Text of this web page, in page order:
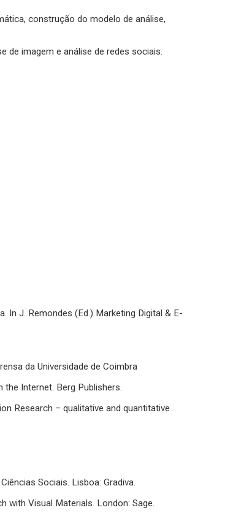
construção do modelo de análise,
de imagem e análise de redes sociais.
In J. Remondes (Ed.) Marketing Digital & E-
da Universidade de Coimbra
the Internet. Berg Publishers.
Research – qualitative and quantitative
Sociais. Lisboa: Gradiva.
with Visual Materials. London: Sage.